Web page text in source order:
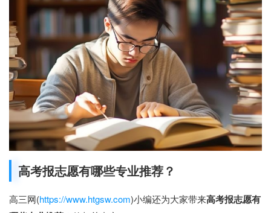
高考报志愿有哪些专业推荐？
高三网(https://www.htgsw.com)小编还为大家带来高考报志愿有